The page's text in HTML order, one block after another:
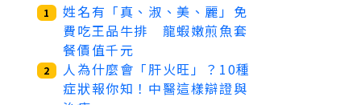
1
姓名有「真、淑、美、麗」免
費吃王品牛排 龍蝦嫩煎魚套
餐價值千元
2
人為什麼會「肝火旺」？10種
症狀報你知！中醫這樣辯證與